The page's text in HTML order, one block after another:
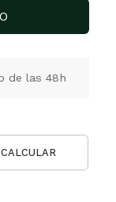
de las 48h
CALCULAR